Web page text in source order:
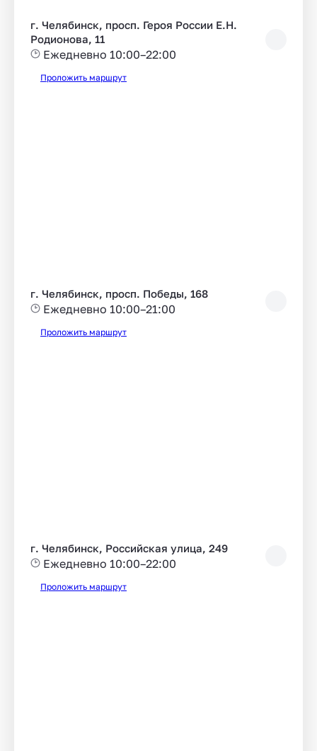
г. Челябинск, просп. Героя России Е.Н.
Родионова, 11
Ежедневно 10:00–22:00
Проложить маршрут
г. Челябинск, просп. Победы, 168
Ежедневно 10:00–21:00
Проложить маршрут
г. Челябинск, Российская улица, 249
Ежедневно 10:00–22:00
Проложить маршрут